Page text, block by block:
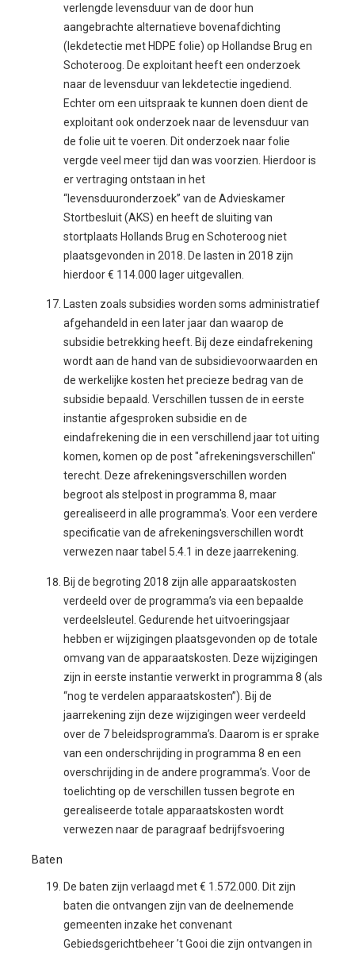
verlengde levensduur van de door hun
aangebrachte alternatieve bovenafdichting
(lekdetectie met HDPE folie) op Hollandse Brug en
Schoteroog. De exploitant heeft een onderzoek
naar de levensduur van lekdetectie ingediend.
Echter om een uitspraak te kunnen doen dient de
exploitant ook onderzoek naar de levensduur van
de folie uit te voeren. Dit onderzoek naar folie
vergde veel meer tijd dan was voorzien. Hierdoor is
er vertraging ontstaan in het
“levensduuronderzoek” van de Advieskamer
Stortbesluit (AKS) en heeft de sluiting van
stortplaats Hollands Brug en Schoteroog niet
plaatsgevonden in 2018. De lasten in 2018 zijn
hierdoor € 114.000 lager uitgevallen.
Lasten zoals subsidies worden soms administratief
afgehandeld in een later jaar dan waarop de
subsidie betrekking heeft. Bij deze eindafrekening
wordt aan de hand van de subsidievoorwaarden en
de werkelijke kosten het precieze bedrag van de
subsidie bepaald. Verschillen tussen de in eerste
instantie afgesproken subsidie en de
eindafrekening die in een verschillend jaar tot uiting
komen, komen op de post "afrekeningsverschillen"
terecht. Deze afrekeningsverschillen worden
begroot als stelpost in programma 8, maar
gerealiseerd in alle programma's. Voor een verdere
specificatie van de afrekeningsverschillen wordt
verwezen naar tabel 5.4.1 in deze jaarrekening.
Bij de begroting 2018 zijn alle apparaatskosten
verdeeld over de programma’s via een bepaalde
verdeelsleutel. Gedurende het uitvoeringsjaar
hebben er wijzigingen plaatsgevonden op de totale
omvang van de apparaatskosten. Deze wijzigingen
zijn in eerste instantie verwerkt in programma 8 (als
“nog te verdelen apparaatskosten”). Bij de
jaarrekening zijn deze wijzigingen weer verdeeld
over de 7 beleidsprogramma’s. Daarom is er sprake
van een onderschrijding in programma 8 en een
overschrijding in de andere programma’s. Voor de
toelichting op de verschillen tussen begrote en
gerealiseerde totale apparaatskosten wordt
verwezen naar de paragraaf bedrijfsvoering
Baten
De baten zijn verlaagd met € 1.572.000. Dit zijn
baten die ontvangen zijn van de deelnemende
gemeenten inzake het convenant
Gebiedsgerichtbeheer ’t Gooi die zijn ontvangen in